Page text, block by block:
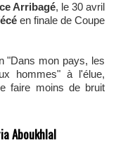
Arribagé, le 30 avril
en finale de Coupe
"Dans mon pays, les
hommes" à l'élue,
faire moins de bruit
Aboukhlal